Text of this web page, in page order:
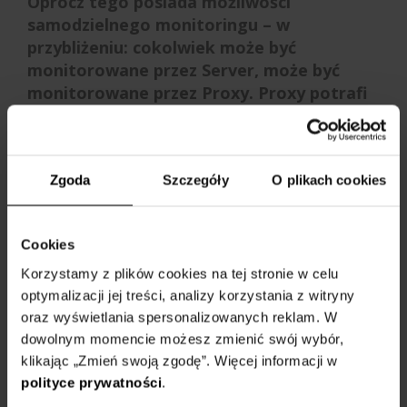
Zgoda Szczegóły O plikach cookies
Cookies
Korzystamy z plików cookies na tej stronie w celu
optymalizacji jej treści, analizy korzystania z witryny
oraz wyświetlania spersonalizowanych reklam. W
dowolnym momencie możesz zmienić swój wybór,
klikając „Zmień swoją zgodę”. Więcej informacji w
polityce prywatności.
samodzielnego monitoringu – w
przybliżeniu: cokolwiek może być
monitorowane przez Server, może być
monitorowane przez Proxy. Proxy potrafi
również zbuforować dane w przypadku
niedostępności łącza, dzięki czemu można
monitoringu lokalizacji wyposażonych w
słabe łącze.
Co to jest Zabbix Java Gateway
W przypadku chęci monitorowania aplikacji
opartych o Javę, z pomocą może przyjść
dedykowana usługa oparta o Java
Management Extensions (JMX) – Zabbix
Java Gateway. Usługa może być